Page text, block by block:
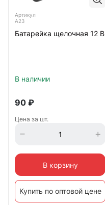
Артикул
А23
Батарейка щелочная 12 В
В наличии
90 ₽
Цена за шт.
В корзину
Купить по оптовой цене